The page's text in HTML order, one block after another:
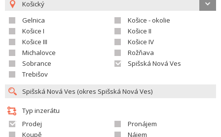
Košický
Gelnica
Košice - okolie
Košice I
Košice II
Košice III
Košice IV
Michalovce
Rožňava
Sobrance
Spišská Nová Ves
Trebišov
Typ inzerátu
Prodej
Pronájem
Koupě
Nájem